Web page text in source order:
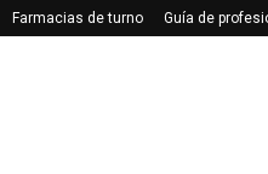
Farmacias de turno Guía de